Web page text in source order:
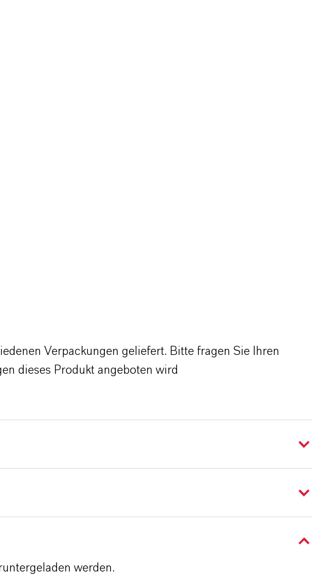
Verpackungen geliefert. Bitte fragen Sie Ihren
dieses Produkt angeboten wird
werden.